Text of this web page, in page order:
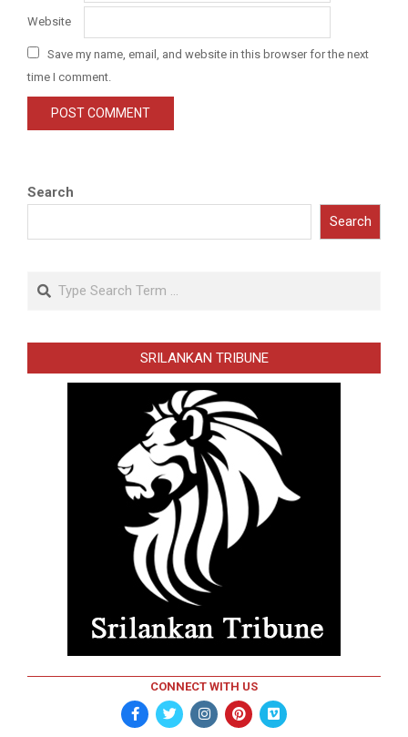
Website
Save my name, email, and website in this browser for the next
time I comment.
Search
Search
Search
SRILANKAN TRIBUNE
CONNECT WITH US